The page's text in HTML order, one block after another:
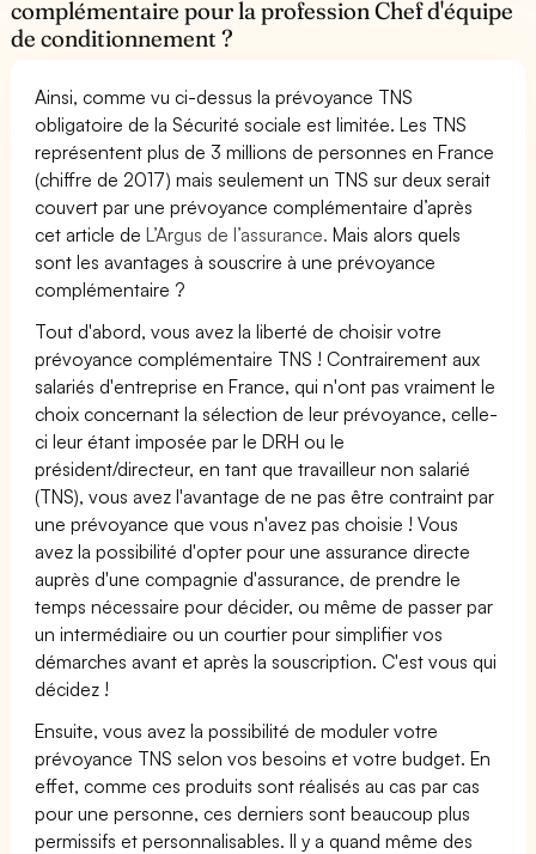
complémentaire pour la profession Chef d'équipe
de conditionnement ?
Ainsi, comme vu ci-dessus la prévoyance TNS
obligatoire de la Sécurité sociale est limitée. Les TNS
représentent plus de 3 millions de personnes en France
(chiffre de 2017) mais seulement un TNS sur deux serait
couvert par une prévoyance complémentaire d’après
cet article deL’Argus de l’assurance. Mais alors quels
sont les avantages à souscrire à une prévoyance
complémentaire ?
Tout d'abord, vous avez la liberté de choisir votre
prévoyance complémentaire TNS ! Contrairement aux
salariés d'entreprise en France, qui n'ont pas vraiment le
choix concernant la sélection de leur prévoyance, celle-
ci leur étant imposée par le DRH ou le
président/directeur, en tant que travailleur non salarié
(TNS), vous avez l'avantage de ne pas être contraint par
une prévoyance que vous n'avez pas choisie ! Vous
avez la possibilité d'opter pour une assurance directe
auprès d'une compagnie d'assurance, de prendre le
temps nécessaire pour décider, ou même de passer par
un intermédiaire ou un courtier pour simplifier vos
démarches avant et après la souscription. C'est vous qui
décidez !
Ensuite, vous avez la possibilité de moduler votre
prévoyance TNS selon vos besoins et votre budget. En
effet, comme ces produits sont réalisés au cas par cas
pour une personne, ces derniers sont beaucoup plus
permissifs et personnalisables. Il y a quand même des